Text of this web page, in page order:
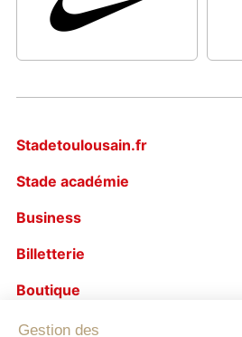
Gestion des
Stadetoulousain.fr
Stade académie
Business
Billetterie
Boutique
Le stade s’engage